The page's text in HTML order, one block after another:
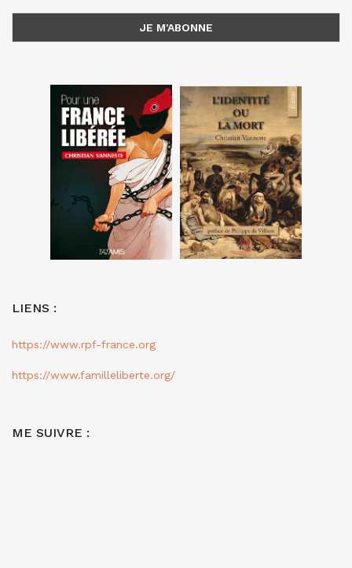
LIENS :
https://www.rpf-france.org
https://www.familleliberte.org/
ME SUIVRE :